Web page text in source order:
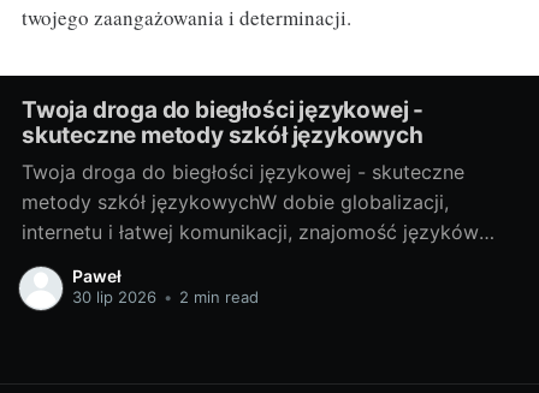
twojego zaangażowania i determinacji.
Twoja droga do biegłości językowej -
skuteczne metody szkół językowych
Twoja droga do biegłości językowej - skuteczne
metody szkół językowychW dobie globalizacji,
internetu i łatwej komunikacji, znajomość języków
obcych stała się prawie koniecznością. Bez względu
na to, czy potrzebujesz go do pracy, do podróży, czy
dlatego
Paweł
30 lip 2026 • 2 min read